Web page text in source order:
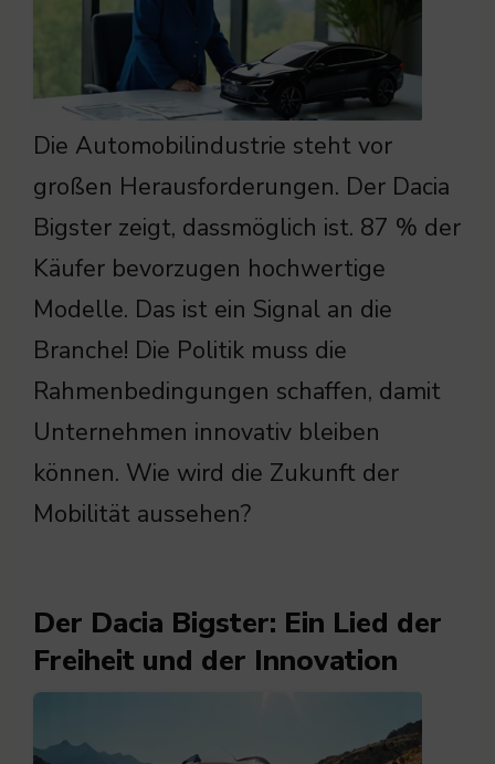
Die Automobilindustrie steht vor
großen Herausforderungen. Der Dacia
Bigster zeigt, dassmöglich ist. 87 % der
Käufer bevorzugen hochwertige
Modelle. Das ist ein Signal an die
Branche! Die Politik muss die
Rahmenbedingungen schaffen, damit
Unternehmen innovativ bleiben
können. Wie wird die Zukunft der
Mobilität aussehen?
Der Dacia Bigster: Ein Lied der
Freiheit und der Innovation